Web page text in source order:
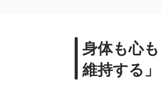
身体も心
維持する